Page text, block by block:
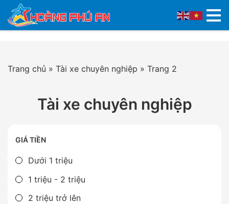
Trang chủ » Tài xe chuyên nghiệp » Trang 2
Tài xe chuyên nghiệp
GIÁ TIỀN
Dưới 1 triệu
1 triệu - 2 triệu
2 triệu trở lên